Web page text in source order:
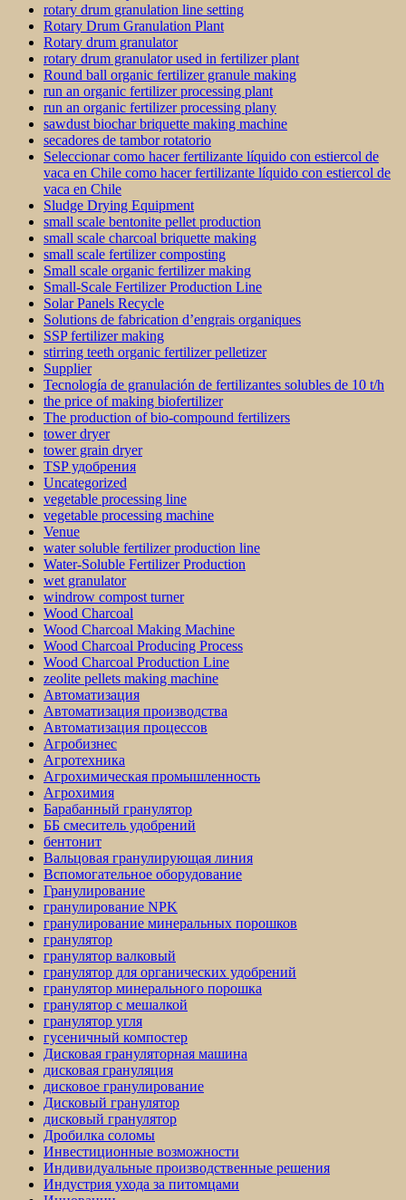
rotary drum granulation line setting
Rotary Drum Granulation Plant
Rotary drum granulator
rotary drum granulator used in fertilizer plant
Round ball organic fertilizer granule making
run an organic fertilizer processing plant
run an organic fertilizer processing plany
sawdust biochar briquette making machine
secadores de tambor rotatorio
Seleccionar como hacer fertilizante líquido con estiercol de
vaca en Chile como hacer fertilizante líquido con estiercol de
vaca en Chile
Sludge Drying Equipment
small scale bentonite pellet production
small scale charcoal briquette making
small scale fertilizer composting
Small scale organic fertilizer making
Small-Scale Fertilizer Production Line
Solar Panels Recycle
Solutions de fabrication d’engrais organiques
SSP fertilizer making
stirring teeth organic fertilizer pelletizer
Supplier
Tecnología de granulación de fertilizantes solubles de 10 t/h
the price of making biofertilizer
The production of bio-compound fertilizers
tower dryer
tower grain dryer
TSP удобрения
Uncategorized
vegetable processing line
vegetable processing machine
Venue
water soluble fertilizer production line
Water-Soluble Fertilizer Production
wet granulator
windrow compost turner
Wood Charcoal
Wood Charcoal Making Machine
Wood Charcoal Producing Process
Wood Charcoal Production Line
zeolite pellets making machine
Автоматизация
Автоматизация производства
Автоматизация процессов
Агробизнес
Агротехника
Агрохимическая промышленность
Агрохимия
Барабанный гранулятор
ББ смеситель удобрений
бентонит
Вальцовая гранулирующая линия
Вспомогательное оборудование
Гранулирование
гранулирование NPK
гранулирование минеральных порошков
гранулятор
гранулятор валковый
гранулятор для органических удобрений
гранулятор минерального порошка
гранулятор с мешалкой
гранулятор угля
гусеничный компостер
Дисковая грануляторная машина
дисковая грануляция
дисковое гранулирование
Дисковый гранулятор
дисковый гранулятор
Дробилка соломы
Инвестиционные возможности
Индивидуальные производственные решения
Индустрия ухода за питомцами